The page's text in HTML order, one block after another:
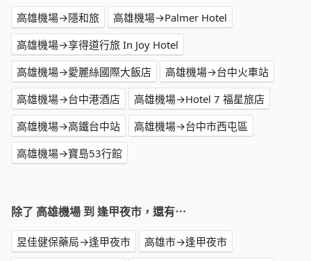
高雄機場→隱和旅
高雄機場→Palmer Hotel
高雄機場→享得道行旅 In Joy Hotel
高雄機場→愛麗絲國際大飯店
高雄機場→台中火車站
高雄機場→台中港酒店
高雄機場→Hotel 7 福星旅店
高雄機場→高鐵台中站
高雄機場→台中市西屯區
高雄機場→寶島53行館
除了 高雄機場 到 逢甲夜市，還有⋯
昱佳健保藥局→逢甲夜市
高雄市→逢甲夜市